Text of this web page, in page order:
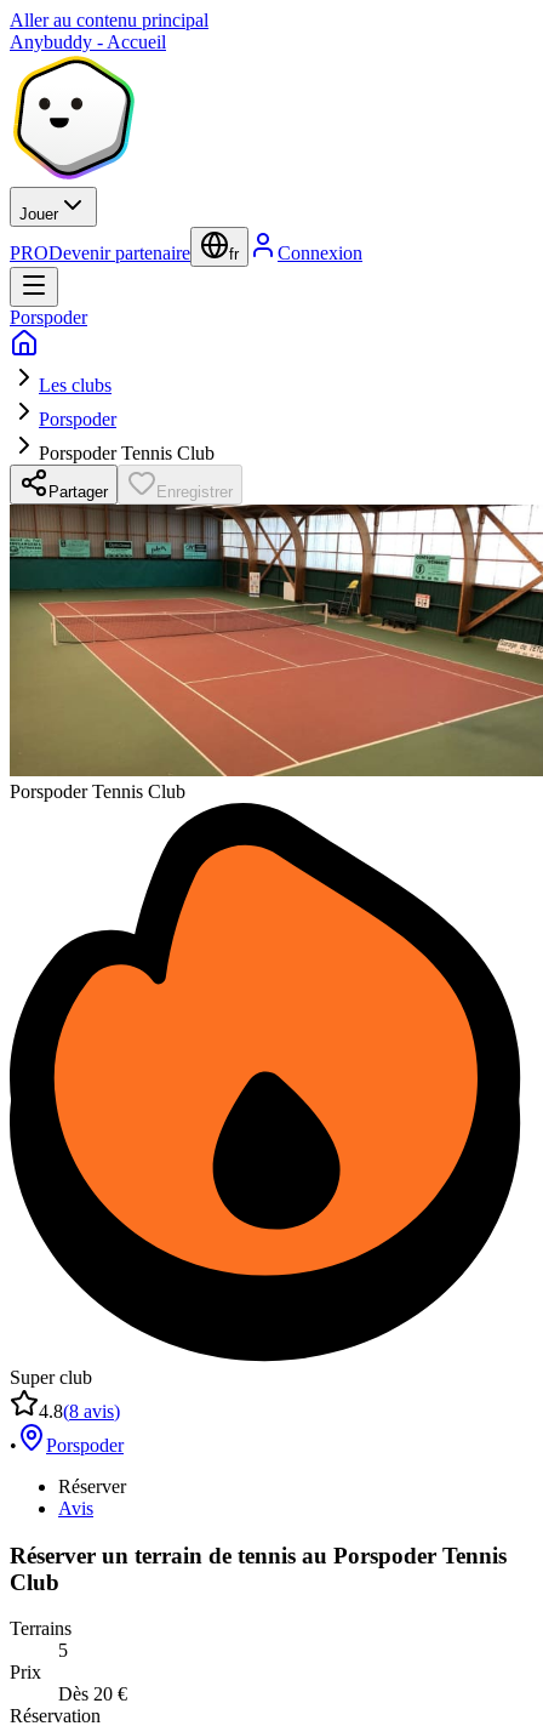
Aller au contenu principal
Anybuddy - Accueil
Jouer
PRODevenir partenaire fr Connexion
Porspoder
Les clubs
Porspoder
Porspoder Tennis Club
Partager Enregistrer
Porspoder Tennis Club
Super club
4.8(8 avis)
•
Porspoder
Réserver
Avis
Réserver un terrain de tennis au Porspoder Tennis
Club
Terrains
5
Prix
Dès 20 €
Réservation